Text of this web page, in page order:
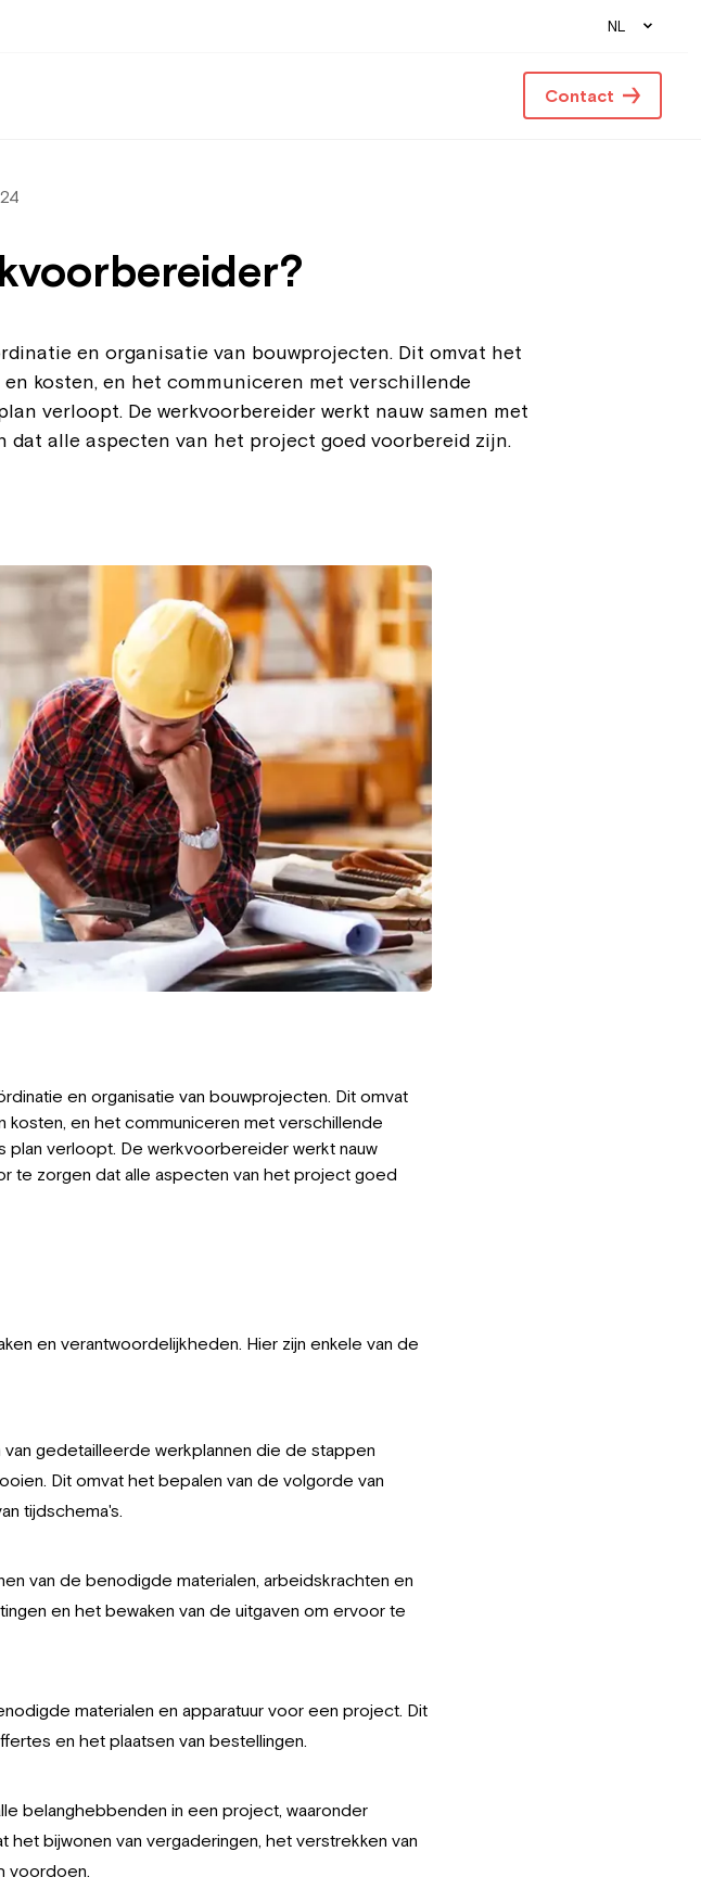
NL
Contact
en organisatie van bouwprojecten. Dit omvat het
kosten, en het communiceren met verschillende
verloopt. De werkvoorbereider werkt nauw samen met
alle aspecten van het project goed voorbereid zijn.
en organisatie van bouwprojecten. Dit omvat
kosten, en het communiceren met verschillende
verloopt. De werkvoorbereider werkt nauw
te zorgen dat alle aspecten van het project goed
en verantwoordelijkheden. Hier zijn enkele van de
gedetailleerde werkplannen die de stappen
Dit omvat het bepalen van de volgorde van
tijdschema's.
van de benodigde materialen, arbeidskrachten en
en het bewaken van de uitgaven om ervoor te
materialen en apparatuur voor een project. Dit
en het plaatsen van bestellingen.
belanghebbenden in een project, waaronder
het bijwonen van vergaderingen, het verstrekken van
voordoen.